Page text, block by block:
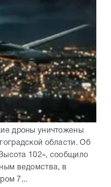
дроны уничтожены
области. Об
102», сообщило
ведомства, в
7...